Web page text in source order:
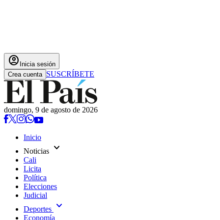
account_circle Inicia sesión
Crea cuenta SUSCRÍBETE
domingo, 9 de agosto de 2026
Inicio
Noticias expand_more
Cali
Licita
Política
Elecciones
Judicial
Deportes expand_more
Economía